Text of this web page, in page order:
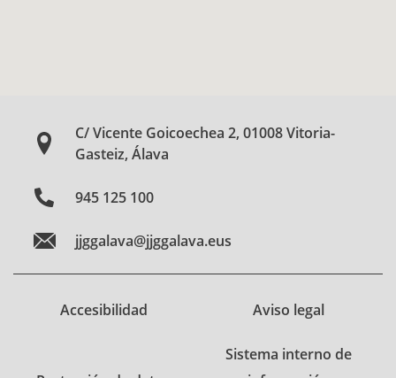
C/ Vicente Goicoechea 2, 01008 Vitoria-
Gasteiz, Álava
945 125 100
jjggalava@jjggalava.eus
Accesibilidad Aviso legal
Sistema interno de